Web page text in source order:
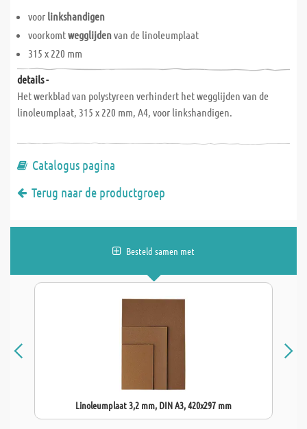
voor linkshandigen
voorkomtwegglijdenvan de linoleumplaat
315 x 220 mm
details -
Het werkblad van polystyreen verhindert het wegglijden van de
linoleumplaat, 315 x 220 mm, A4, voor linkshandigen.
Catalogus pagina
Terug naar de productgroep
Besteld samen met
Linoleumplaat 3,2 mm, DIN A3, 420x297 mm